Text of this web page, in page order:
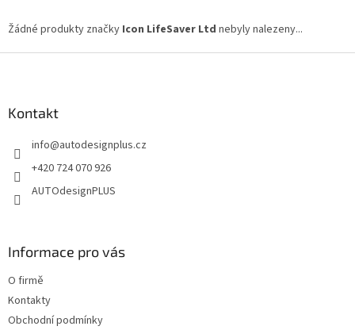
Žádné produkty značky Icon LifeSaver Ltd nebyly nalezeny...
Kontakt
info@autodesignplus.cz
+420 724 070 926
AUTOdesignPLUS
Informace pro vás
O firmě
Kontakty
Obchodní podmínky